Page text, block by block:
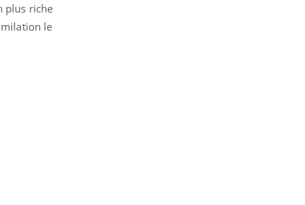
plus riche
le